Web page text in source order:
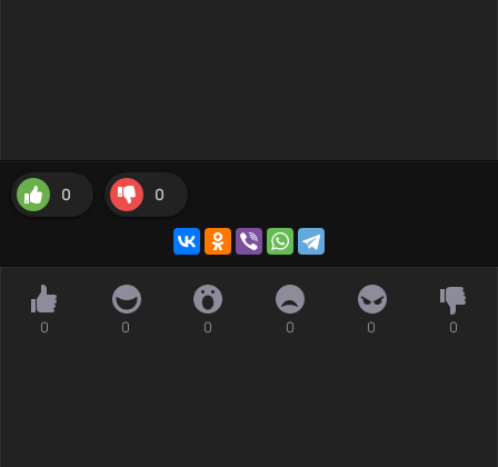
0 0
0 0 0 0 0 0